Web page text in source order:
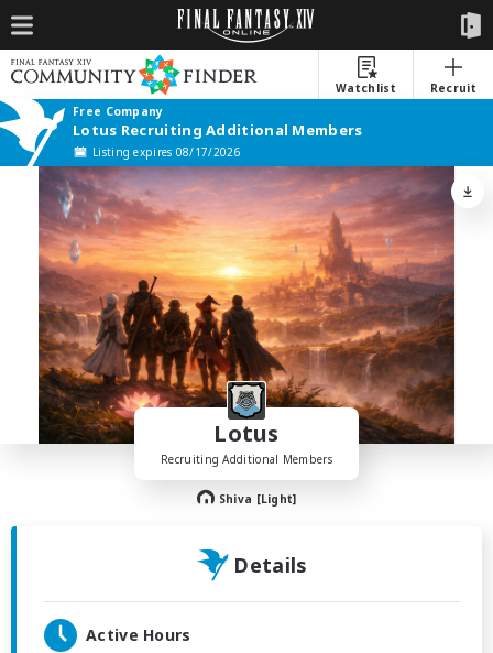
Watchlist
Recruit
Free Company
Lotus Recruiting Additional Members
Listing expires 08/17/2026
Lotus
Recruiting Additional Members
Shiva [Light]
Details
Active Hours